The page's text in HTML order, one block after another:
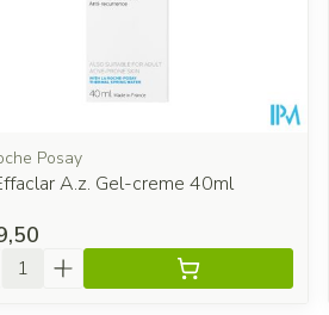
Posay
A.z. Gel-creme 40ml